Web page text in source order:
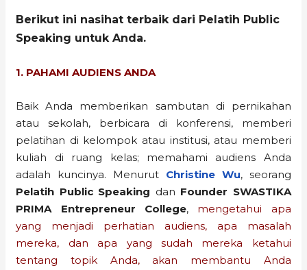
Berikut ini nasihat terbaik dari Pelatih Public
Speaking untuk Anda.
1. PAHAMI AUDIENS ANDA
Baik Anda memberikan sambutan di pernikahan
atau sekolah, berbicara di konferensi, memberi
pelatihan di kelompok atau institusi, atau memberi
kuliah di ruang kelas; memahami audiens Anda
adalah kuncinya. Menurut Christine Wu, seorang
Pelatih Public Speaking dan Founder SWASTIKA
PRIMA Entrepreneur College, mengetahui apa
yang menjadi perhatian audiens, apa masalah
mereka, dan apa yang sudah mereka ketahui
tentang topik Anda, akan membantu Anda